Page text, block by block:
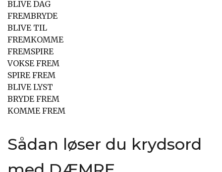
BLIVE DAG
FREMBRYDE
BLIVE TIL
FREMKOMME
FREMSPIRE
VOKSE FREM
SPIRE FREM
BLIVE LYST
BRYDE FREM
KOMME FREM
Sådan løser du krydsord